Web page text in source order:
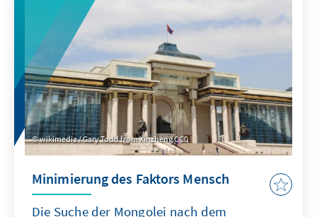
wikimedia / Gary Todd from Xinzheng CC0
Minimierung des Faktors Mensch
Die Suche der Mongolei nach dem